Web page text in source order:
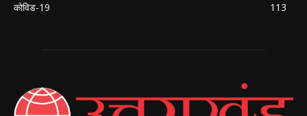
कोविड-19
113